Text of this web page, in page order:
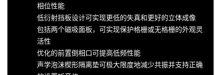
相位性能
低衍射挡板设计可实现更低的失真和更好的立体成像
包括两个磁吸面板，可实现保护格栅或无格栅的外观灵
活性
优化的前置倒相口可提高低频性能
声学泡沫楔形隔离垫可极大限度地减少共振并支持正确